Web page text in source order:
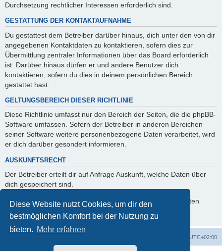
Diese Website nutzt Cookies, um dir den
bestmöglichen Komfort bei der Nutzung zu
bieten. Mehr erfahren
Durchsetzung rechtlicher Interessen erforderlich sind.
GESTATTUNG DER KONTAKTAUFNAHME
Du gestattest dem Betreiber darüber hinaus, dich unter den von dir
angegebenen Kontaktdaten zu kontaktieren, sofern dies zur
Übermittlung zentraler Informationen über das Board erforderlich
ist. Darüber hinaus dürfen er und andere Benutzer dich
kontaktieren, sofern du dies in deinem persönlichen Bereich
gestattet hast.
GELTUNGSBEREICH DIESER RICHTLINIE
Diese Richtlinie umfasst nur den Bereich der Seiten, die die phpBB-
Software umfassen. Sofern der Betreiber in anderen Bereichen
seiner Software weitere personenbezogene Daten verarbeitet, wird
er dich darüber gesondert informieren.
AUSKUNFTSRECHT
Der Betreiber erteilt dir auf Anfrage Auskunft, welche Daten über
dich gespeichert sind.
Du kannst jederzeit die Löschung bzw. Sperrung deiner Daten
verlangen. Kontaktiere hierzu bitte den Betreiber.
UTC+02:00